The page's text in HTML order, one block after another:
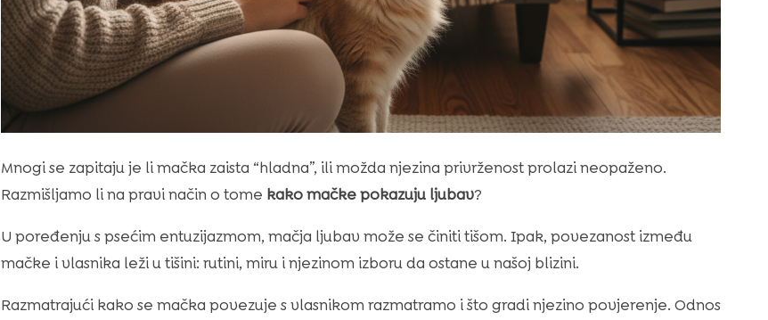
Mnogi se zapitaju je li mačka zaista “hladna”, ili možda njezina privrženost prolazi neopaženo.
Razmišljamo li na pravi način o tome kako mačke pokazuju ljubav?
U poređenju s psećim entuzijazmom, mačja ljubav može se činiti tišom. Ipak, povezanost između
mačke i vlasnika leži u tišini: rutini, miru i njezinom izboru da ostane u našoj blizini.
Razmatrajući kako se mačka povezuje s vlasnikom razmatramo i što gradi njezino povjerenje. Odnos